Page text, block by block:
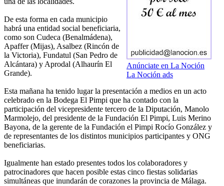
Anúnciate en La Noción
La Noción ads
De esta forma en cada municipio
habrá una entidad social beneficiaria,
como son Cudeca (Benalmádena),
Apaffer (Mijas), Asalbez (Rincón de
la Victoria), Fundatul (San Pedro de
Alcántara) y Aprodal (Alhaurín El
Grande).
Esta mañana ha tenido lugar la presentación a medios en un acto
celebrado en la Bodega El Pimpi que ha contado con la
participación del vicepresidente tercero de la Diputación, Manolo
Marmolejo, del presidente de la Fundación El Pimpi, Luis Merino
Bayona, de la gerente de la Fundación el Pimpi Rocío González y
de representantes de los distintos municipios participantes y ONG
beneficiarias.
Igualmente han estado presentes todos los colaboradores y
patrocinadores que hacen posible estas cinco fiestas solidarias
simultáneas que inundarán de corazones la provincia de Málaga.